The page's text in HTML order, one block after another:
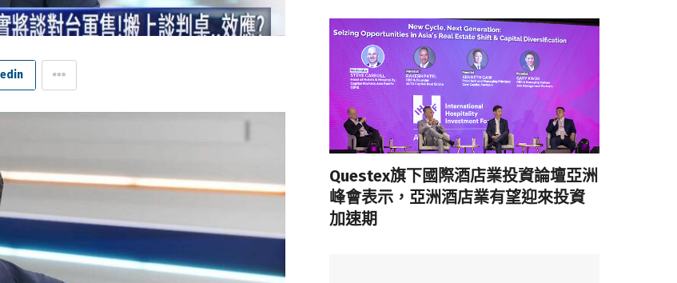
Questex旗下國際酒店業投資論壇亞洲
峰會表示，亞洲酒店業有望迎來投資
加速期